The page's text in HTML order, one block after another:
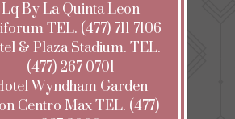
Lq By La Quinta Leon
TEL. (477) 711 7106
& Plaza Stadium. TEL.
(477) 267 0701
Wyndham Garden
Centro Max TEL. (477)